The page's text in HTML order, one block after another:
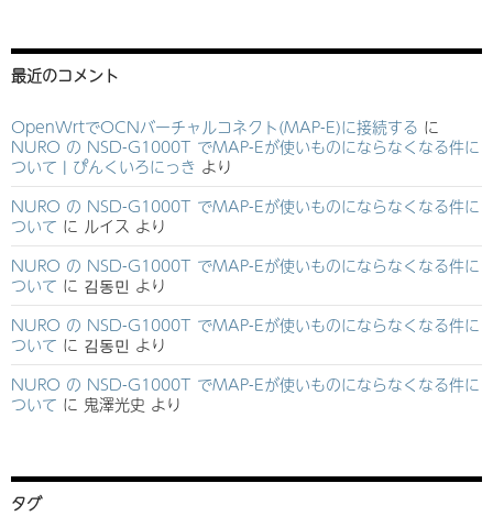
最近のコメント
OpenWrtでOCNバーチャルコネクト(MAP-E)に接続する に
NURO の NSD-G1000T でMAP-Eが使いものにならなくなる件に
ついて | ぴんくいろにっき より
NURO の NSD-G1000T でMAP-Eが使いものにならなくなる件に
ついて に ルイス より
NURO の NSD-G1000T でMAP-Eが使いものにならなくなる件に
ついて に 김동민 より
NURO の NSD-G1000T でMAP-Eが使いものにならなくなる件に
ついて に 김동민 より
NURO の NSD-G1000T でMAP-Eが使いものにならなくなる件に
ついて に 鬼澤光史 より
タグ